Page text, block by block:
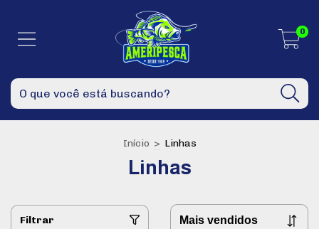
0
Início > Linhas
Linhas
Filtrar